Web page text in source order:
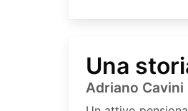
Una
Adriano Cavini